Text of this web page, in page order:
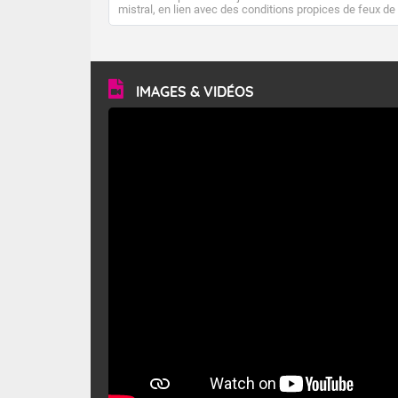
mistral, en lien avec des conditions propices de feux de
forêt. Mais qu'est-ce que le mistral ? Quelles sont ses
vitesse moyenne de 50 km/h et atteindre 80 à 100 km/h
en rafales, parfois davantage. Il parcourt la basse vallée
du Rhône et la Provence et envahit le littoral
méditerranéen à partir de la Camargue.
IMAGES & VIDÉOS